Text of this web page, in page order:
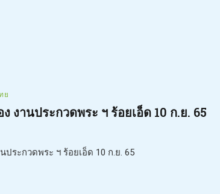
ย
ง งานประกวดพระ ฯ ร้อยเอ็ด 10 ก.ย. 65
ประกวดพระ ฯ ร้อยเอ็ด 10 ก.ย. 65